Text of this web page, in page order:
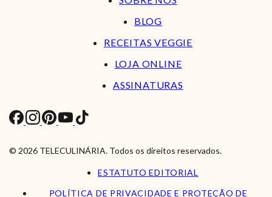
BLOG
RECEITAS VEGGIE
LOJA ONLINE
ASSINATURAS
© 2026 TELECULINÁRIA. Todos os direitos reservados.
ESTATUTO EDITORIAL
POLÍTICA DE PRIVACIDADE E PROTEÇÃO DE